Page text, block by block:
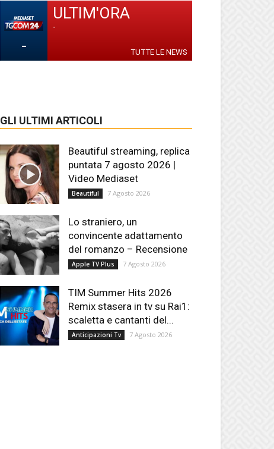
-
ULTIM'ORA
-
TUTTE LE NEWS
GLI ULTIMI ARTICOLI
Beautiful streaming, replica
puntata 7 agosto 2026 |
Video Mediaset
Beautiful 7 Agosto 2026
Lo straniero, un
convincente adattamento
del romanzo – Recensione
Apple TV Plus 7 Agosto 2026
TIM Summer Hits 2026
Remix stasera in tv su Rai1:
scaletta e cantanti del...
Anticipazioni Tv 7 Agosto 2026